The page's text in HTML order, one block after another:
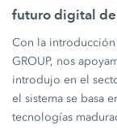
futuro digital de
Con la
GROUP, nos
introdujo en el
el sistema se basa
tecnologías